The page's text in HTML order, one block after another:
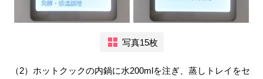
写真15枚
（2）ホットクックの内鍋に水200mlを注ぎ、蒸しトレイをセ